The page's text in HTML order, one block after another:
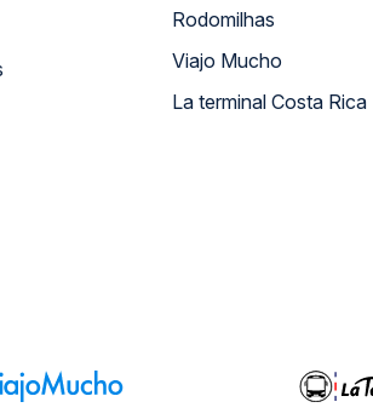
Rodomilhas
Viajo Mucho
La terminal Costa Rica